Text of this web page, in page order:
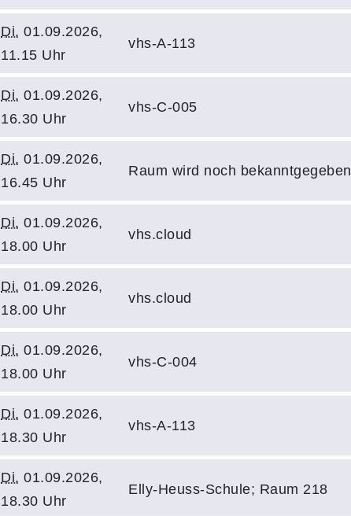
Di. 01.09.2026,
11.15 Uhr
vhs-A-113
Di. 01.09.2026,
16.30 Uhr
vhs-C-005
Di. 01.09.2026,
16.45 Uhr
Raum wird noch bekanntgegeben
Di. 01.09.2026,
18.00 Uhr
vhs.cloud
Di. 01.09.2026,
18.00 Uhr
vhs.cloud
Di. 01.09.2026,
18.00 Uhr
vhs-C-004
Di. 01.09.2026,
18.30 Uhr
vhs-A-113
Di. 01.09.2026,
18.30 Uhr
Elly-Heuss-Schule; Raum 218